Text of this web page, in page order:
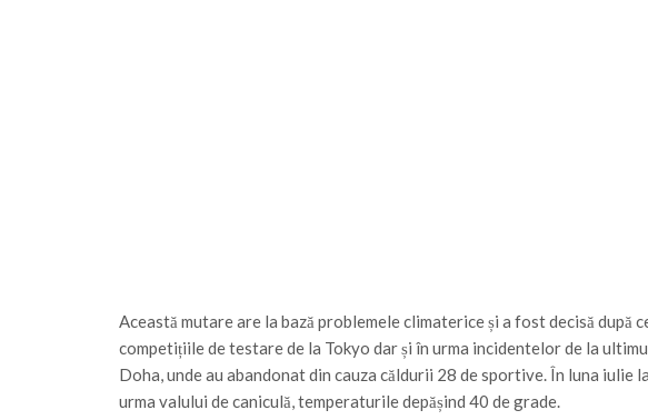
Această mutare are la bază problemele climaterice și a fost decisă după
competițiile de testare de la Tokyo dar și în urma incidentelor de la
Doha, unde au abandonat din cauza căldurii 28 de sportive. În luna iulie
urma valului de caniculă, temperaturile depășind 40 de grade.